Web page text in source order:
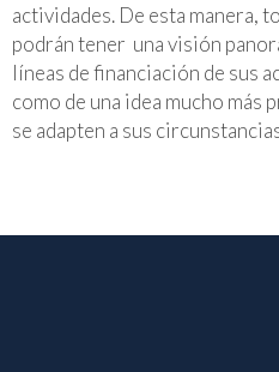
actividades. De esta manera,
podrán tener una visión
líneas de financiación de sus
como de una idea mucho más
se adapten a sus